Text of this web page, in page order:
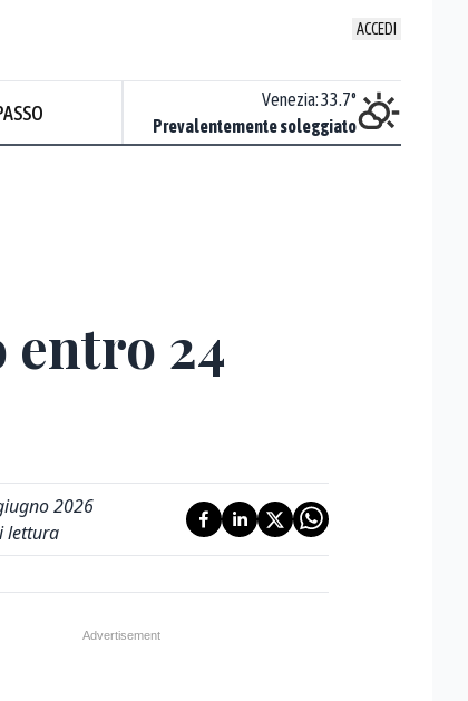
ACCEDI
Nuvoloso
Venezia:33.7°
Prevalentemente soleggiato
entro 24
2026
lettura